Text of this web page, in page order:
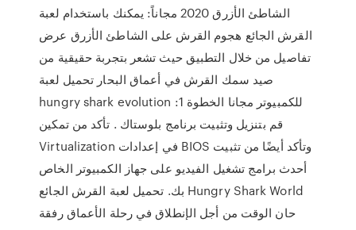
الشاطئ الأزرق 2020 مجاناً: يمكنك باستخدام لعبة
القرش الجائع هجوم القرش على الشاطئ الأزرق عرض
تفاصيل من خلال التطبيق حيث تشعر بتجربة حقيقية من
صيد سمك القرش في أعماق البحار تحميل لعبة
hungry shark evolution للكمبيوتر مجانا الخطوة 1:
قم بتنزيل وتثبيت برنامج بلوستاك . تأكد من تمكين
Virtualization في إعدادات BIOS وتأكد أيضًا من تثبيت
أحدث برامج تشغيل الفيديو على جهاز الكمبيوتر الخاص
بك. تحميل لعبة القرش الجائع Hungry Shark World‏
حان الوقت من أجل الإنطلاق في رحلة الأعماق رفقة